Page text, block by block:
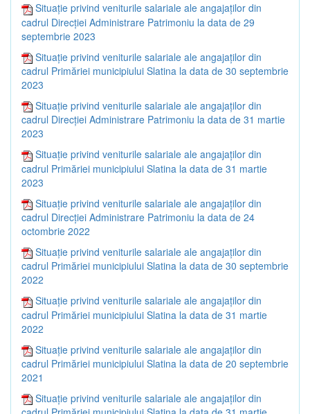
Situație privind veniturile salariale ale angajaților din
cadrul Direcției Administrare Patrimoniu la data de 29
septembrie 2023
Situație privind veniturile salariale ale angajaților din
cadrul Primăriei municipiului Slatina la data de 30 septembrie
2023
Situație privind veniturile salariale ale angajaților din
cadrul Direcției Administrare Patrimoniu la data de 31 martie
2023
Situație privind veniturile salariale ale angajaților din
cadrul Primăriei municipiului Slatina la data de 31 martie
2023
Situație privind veniturile salariale ale angajaților din
cadrul Direcției Administrare Patrimoniu la data de 24
octombrie 2022
Situație privind veniturile salariale ale angajaților din
cadrul Primăriei municipiului Slatina la data de 30 septembrie
2022
Situație privind veniturile salariale ale angajaților din
cadrul Primăriei municipiului Slatina la data de 31 martie
2022
Situație privind veniturile salariale ale angajaților din
cadrul Primăriei municipiului Slatina la data de 20 septembrie
2021
Situație privind veniturile salariale ale angajaților din